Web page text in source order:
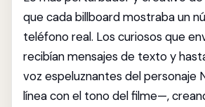
que cada billboard mostraba un
teléfono real. Los curiosos que
recibían mensajes de texto y
voz espeluznantes del personaje
línea con el tono del filme—,